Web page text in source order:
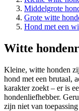
Middelgrote
Grote witte
Hond met een
Witte
Kleine, witte honden
hond met een brutaal,
karakter zoekt – er is
hondenliefhebber.
zijn niet van